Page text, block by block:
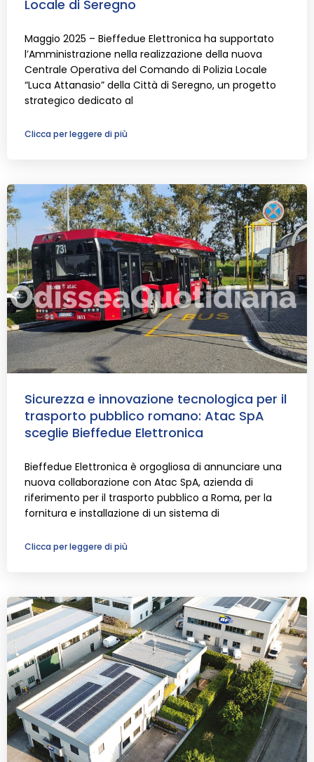
Locale di Seregno
Maggio 2025 – Bieffedue Elettronica ha supportato
l’Amministrazione nella realizzazione della nuova
Centrale Operativa del Comando di Polizia Locale
“Luca Attanasio” della Città di Seregno, un progetto
strategico dedicato al
Clicca per leggere di più
Sicurezza e innovazione tecnologica per il
trasporto pubblico romano: Atac SpA
sceglie Bieffedue Elettronica
Bieffedue Elettronica è orgogliosa di annunciare una
nuova collaborazione con Atac SpA, azienda di
riferimento per il trasporto pubblico a Roma, per la
fornitura e installazione di un sistema di
Clicca per leggere di più